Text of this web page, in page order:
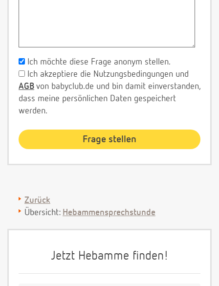
Ich möchte diese Frage anonym stellen.
Ich akzeptiere die Nutzungsbedingungen und
AGB von babyclub.de und bin damit einverstanden,
dass meine persönlichen Daten gespeichert
werden.
Zurück
Übersicht: Hebammensprechstunde
Jetzt Hebamme finden!